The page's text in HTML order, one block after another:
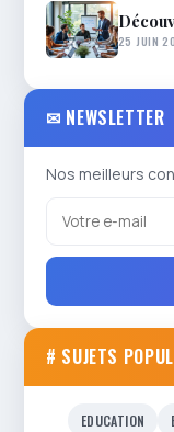
25 JUIN
✉ NEWSLETTER
Nos meilleurs
# SUJETS
EDUCATION